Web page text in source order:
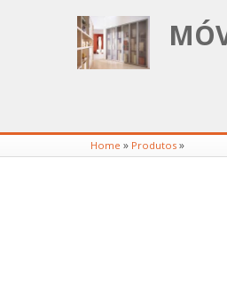
Home » Produtos »